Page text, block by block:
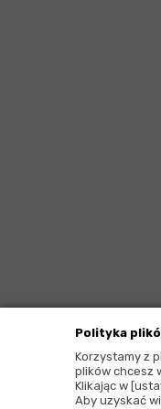
Polityka
Korzystamy z
plików chcesz
Klikając w
Aby uzyskać
2026 ©